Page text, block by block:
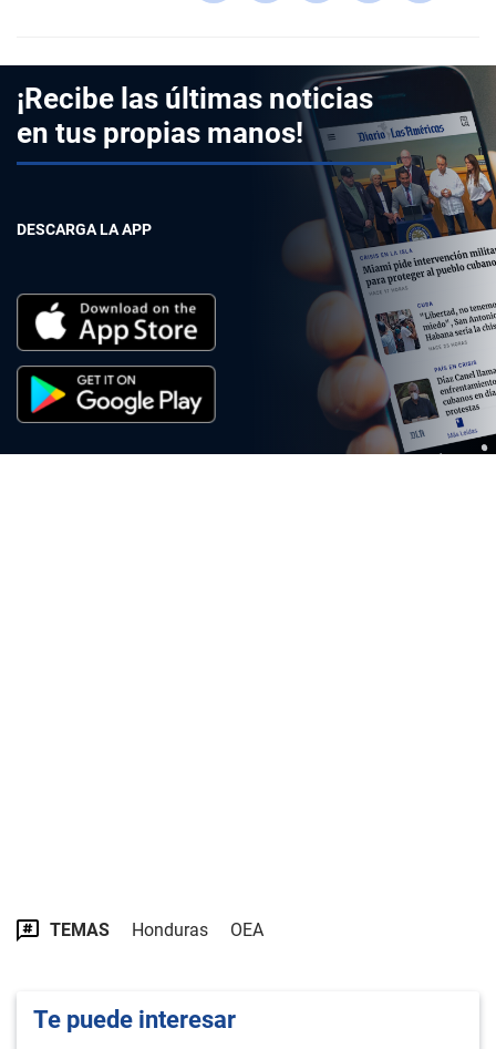
¡Recibe las últimas noticias
en tus propias manos!
DESCARGA LA APP
TEMAS Honduras OEA
Te puede interesar